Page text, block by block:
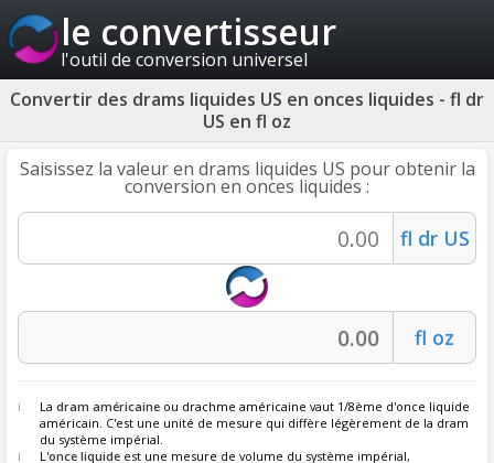
le convertisseur
l'outil de conversion universel
Convertir des drams liquides US en onces liquides - fl dr
US en fl oz
Saisissez la valeur en drams liquides US pour obtenir la
conversion en onces liquides :
La dram américaine ou drachme américaine vaut 1/8ème d'once liquide
américain. C'est une unité de mesure qui diffère légèrement de la dram
du système impérial.
L'once liquide est une mesure de volume du système impérial,